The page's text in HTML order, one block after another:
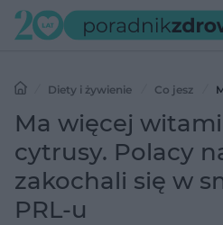
Diety i żywienie Co jesz
Polacy na nowo zakochali się w
Ma więcej
cytrusy. Polacy
zakochali się w
PRL-u